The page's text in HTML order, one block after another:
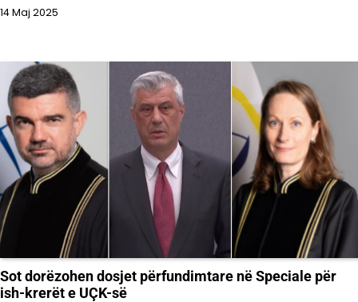
14 Maj 2025
Sot dorëzohen dosjet përfundimtare në Speciale për
ish-krerët e UÇK-së